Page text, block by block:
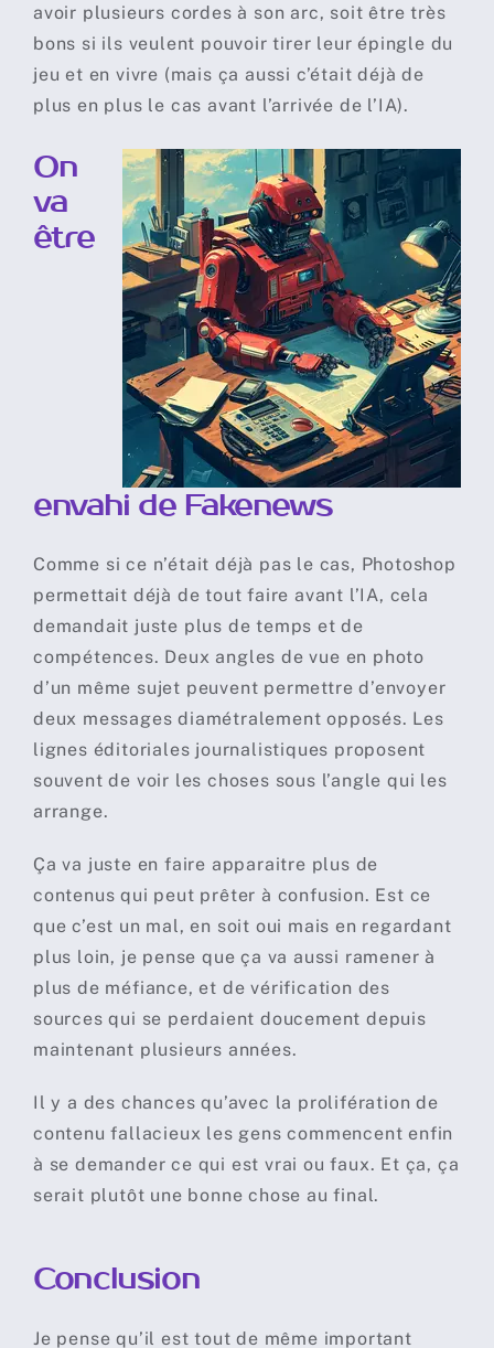
avoir plusieurs cordes à son arc, soit être très
bons si ils veulent pouvoir tirer leur épingle du
jeu et en vivre (mais ça aussi c’était déjà de
plus en plus le cas avant l’arrivée de l’IA).
On
va
être
envahi de Fakenews
Comme si ce n’était déjà pas le cas, Photoshop
permettait déjà de tout faire avant l’IA, cela
demandait juste plus de temps et de
compétences. Deux angles de vue en photo
d’un même sujet peuvent permettre d’envoyer
deux messages diamétralement opposés. Les
lignes éditoriales journalistiques proposent
souvent de voir les choses sous l’angle qui les
arrange.
Ça va juste en faire apparaitre plus de
contenus qui peut prêter à confusion. Est ce
que c’est un mal, en soit oui mais en regardant
plus loin, je pense que ça va aussi ramener à
plus de méfiance, et de vérification des
sources qui se perdaient doucement depuis
maintenant plusieurs années.
Il y a des chances qu’avec la prolifération de
contenu fallacieux les gens commencent enfin
à se demander ce qui est vrai ou faux. Et ça, ça
serait plutôt une bonne chose au final.
Conclusion
Je pense qu’il est tout de même important